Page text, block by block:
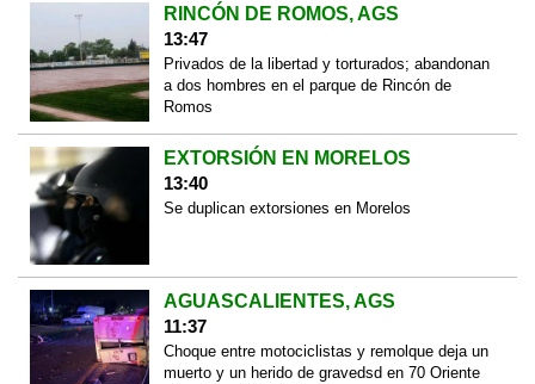
RINCÓN DE ROMOS, AGS
13:47
Privados de la libertad y torturados; abandonan
a dos hombres en el parque de Rincón de
Romos
EXTORSIÓN EN MORELOS
13:40
Se duplican extorsiones en Morelos
AGUASCALIENTES, AGS
11:37
Choque entre motociclistas y remolque deja un
muerto y un herido de gravedsd en 70 Oriente